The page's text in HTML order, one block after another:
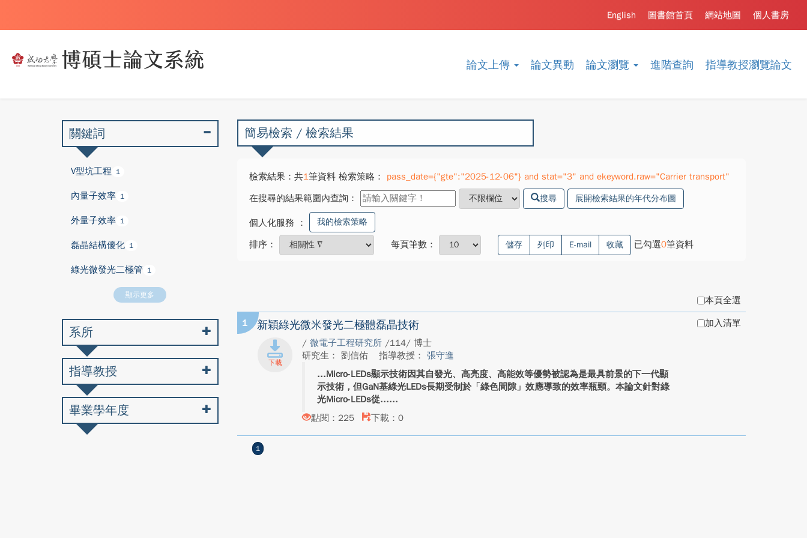
論文上傳 論文異動 論文瀏覽 進階查詢 指導教授瀏覽論文
個人書房
網站地圖
圖書館首頁
English
簡易檢索 / 檢索結果
檢索結果：共1筆資料 檢索策略：
pass_date={"gte":"2025-12-06"} and stat="3" and ekeyword.raw="Carrier transport"
在搜尋的結果範圍內查詢：
搜尋 展開檢索結果的年代分布圖
個人化服務 ： 我的檢索策略
排序： 每頁筆數： 儲存 列印 E-mail 收藏 已勾選0筆資料
本頁全選
1 新穎綠光微米發光二極體磊晶技術
/ 微電子工程研究所 /114/ 博士
研究生： 劉信佑
指導教授： 張守進
Micro-LEDs顯示技術因其自發光、高亮度、高能效等優勢被認為是最具前景的下一代顯
示技術，但GaN基綠光LEDs長期受制於「綠色間隙」效應導致的效率瓶頸。本論文針對綠
光Micro-LEDs從...
點閱：225
下載：0
加入清單
1
關鍵詞
V型坑工程 1
內量子效率 1
外量子效率 1
磊晶結構優化 1
綠光微發光二極管 1
顯示更多
系所
指導教授
畢業學年度